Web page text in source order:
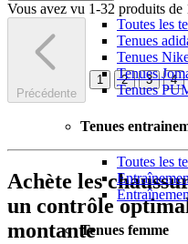
Toutes les
Tenues
Tenues
Tenues
Tenues
Tenues
Toutes les
Tenues femme
Vous avez vu 1-32 produits de
Précédente
1 2 3 4
Achète les
un contrôle
montante